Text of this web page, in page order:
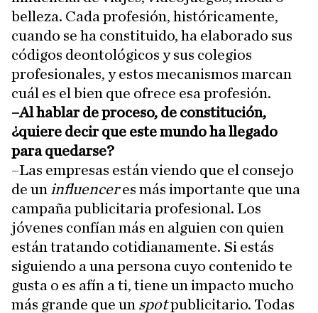
belleza. Cada profesión, históricamente,
cuando se ha constituido, ha elaborado sus
códigos deontológicos y sus colegios
profesionales, y estos mecanismos marcan
cuál es el bien que ofrece esa profesión.
–Al hablar de proceso, de constitución,
¿quiere decir que este mundo ha llegado
para quedarse?
–Las empresas están viendo que el consejo
de un influenceres más importante que una
campaña publicitaria profesional. Los
jóvenes confían más en alguien con quien
están tratando cotidianamente. Si estás
siguiendo a una persona cuyo contenido te
gusta o es afín a ti, tiene un impacto mucho
más grande que un spotpublicitario. Todas